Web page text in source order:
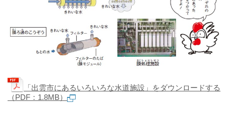
「出雲市にあるいろいろな水道施設」をダウンロードする
（PDF：1.8MB）